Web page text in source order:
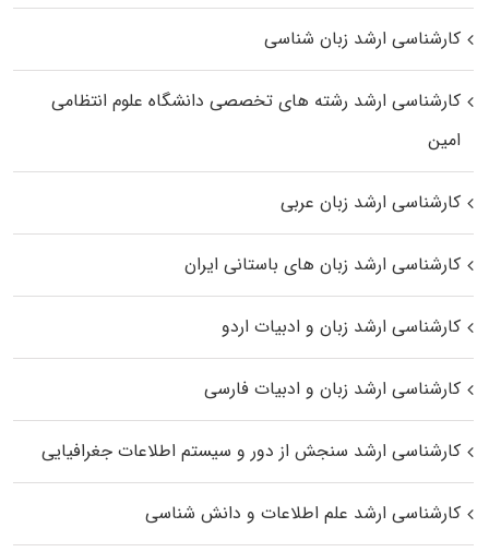
کارشناسی ارشد زبان شناسی
کارشناسی ارشد رﺷﺘﻪ ﻫﺎی تخصصی داﻧﺸﮕﺎه ﻋﻠﻮم انتظامی
اﻣﻴﻦ
کارشناسی ارشد زبان عربی
کارشناسی ارشد زبان‌ های باستانی ایران
کارشناسی ارشد زبان و ادبیات اردو
کارشناسی ارشد زبان و ادبیات فارسی
کارشناسی ارشد سنجش از دور و سیستم اطلاعات جغرافیایی
کارشناسی ارشد علم اطلاعات و دانش شناسی